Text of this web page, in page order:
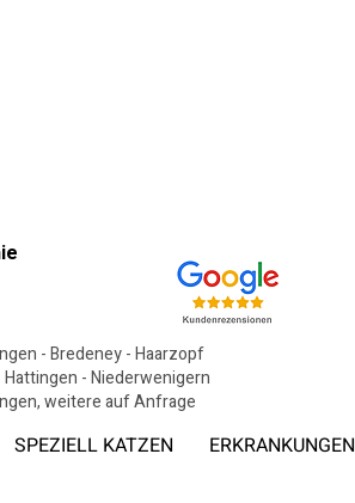
- Bredeney - Haarzopf
- Niederwenigern
weitere auf Anfrage
SPEZIELL KATZEN ERKRANKUNGEN